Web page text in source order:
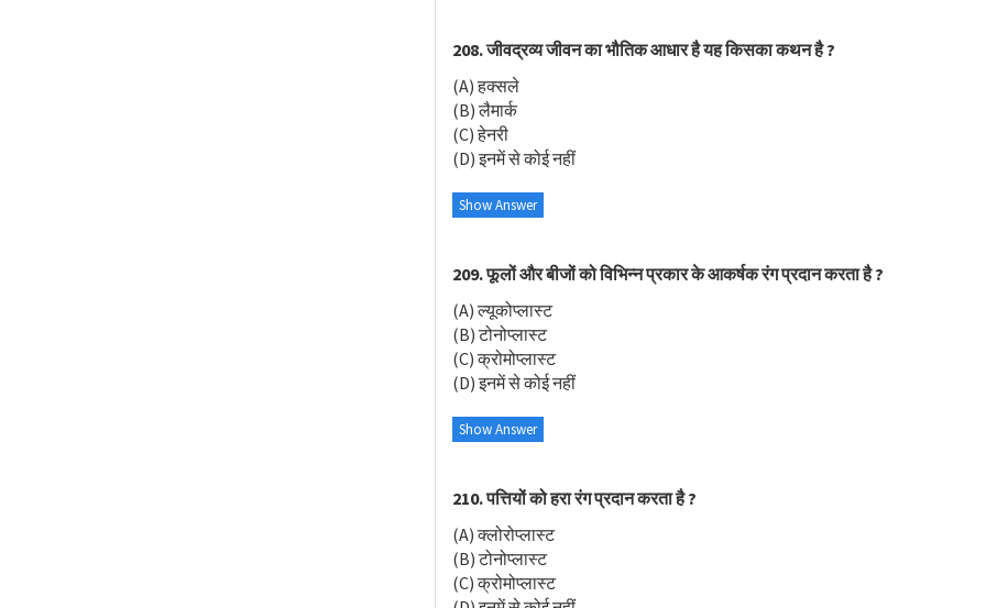
208. जीवद्रव्य जीवन का भौतिक आधार है यह किसका कथन है ?
(A) हक्सले
(B) लैमार्क
(C) हेनरी
(D) इनमें से कोई नहीं
Show Answer
209. फूलों और बीजों को विभिन्न प्रकार के आकर्षक रंग प्रदान करता है ?
(A) ल्यूकोप्लास्ट
(B) टोनोप्लास्ट
(C) क्रोमोप्लास्ट
(D) इनमें से कोई नहीं
Show Answer
210. पत्तियों को हरा रंग प्रदान करता है ?
(A) क्लोरोप्लास्ट
(B) टोनोप्लास्ट
(C) क्रोमोप्लास्ट